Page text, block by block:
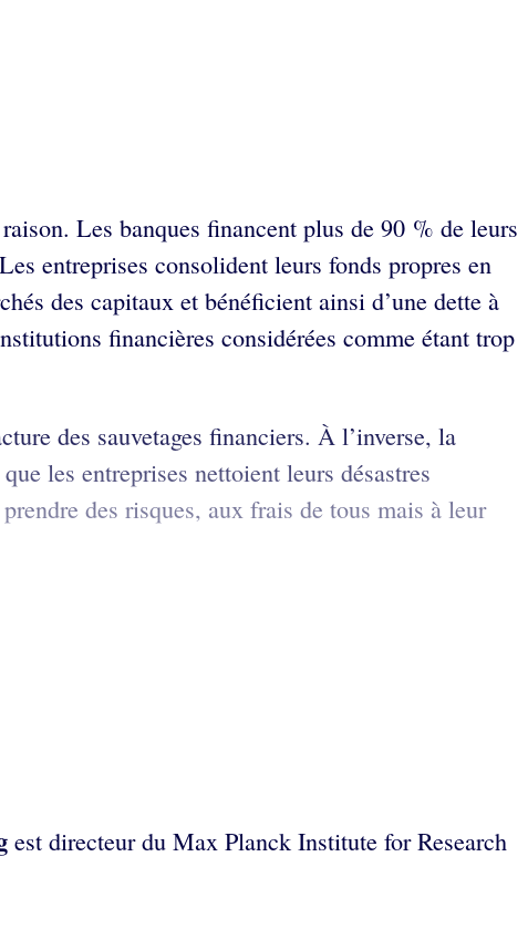
Les banques financent plus de 90 % de leurs
entreprises consolident leurs fonds propres en
des capitaux et bénéficient ainsi d’une dette à
financières considérées comme étant trop
des sauvetages financiers. À l’inverse, la
les entreprises nettoient leurs désastres
des risques, aux frais de tous mais à leur
est directeur du Max Planck Institute for Research